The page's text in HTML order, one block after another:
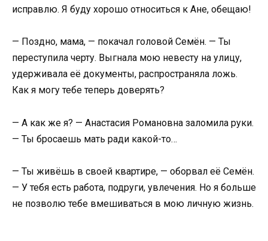
исправлю. Я буду хорошо относиться к Ане, обещаю!
— Поздно, мама, — покачал головой Семён. — Ты
переступила черту. Выгнала мою невесту на улицу,
удерживала её документы, распространяла ложь.
Как я могу тебе теперь доверять?
— А как же я? — Анастасия Романовна заломила руки.
— Ты бросаешь мать ради какой-то…
— Ты живёшь в своей квартире, — оборвал её Семён.
— У тебя есть работа, подруги, увлечения. Но я больше
не позволю тебе вмешиваться в мою личную жизнь.